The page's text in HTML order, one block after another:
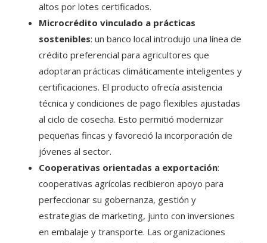
altos por lotes certificados.
Microcrédito vinculado a prácticas
sostenibles: un banco local introdujo una línea de
crédito preferencial para agricultores que
adoptaran prácticas climáticamente inteligentes y
certificaciones. El producto ofrecía asistencia
técnica y condiciones de pago flexibles ajustadas
al ciclo de cosecha. Esto permitió modernizar
pequeñas fincas y favoreció la incorporación de
jóvenes al sector.
Cooperativas orientadas a exportación:
cooperativas agrícolas recibieron apoyo para
perfeccionar su gobernanza, gestión y
estrategias de marketing, junto con inversiones
en embalaje y transporte. Las organizaciones